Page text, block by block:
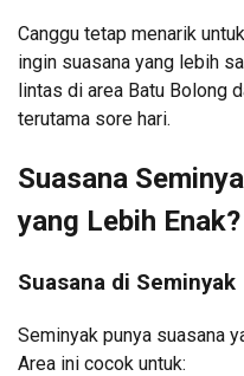
Canggu tetap menarik
ingin suasana yang lebih
lintas di area Batu Bolong
terutama sore hari.
Suasana
yang Lebih Enak?
Suasana di Seminyak
Seminyak punya suasana
Area ini cocok untuk: